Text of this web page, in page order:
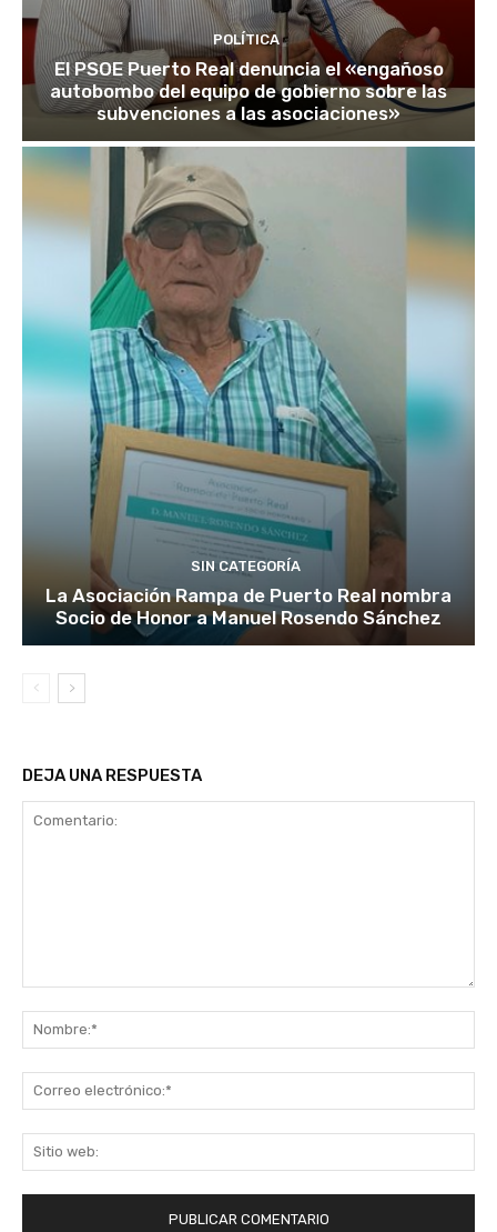
POLÍTICA
El PSOE Puerto Real denuncia el «engañoso
autobombo del equipo de gobierno sobre las
subvenciones a las asociaciones»
SIN CATEGORÍA
La Asociación Rampa de Puerto Real nombra
Socio de Honor a Manuel Rosendo Sánchez
DEJA UNA RESPUESTA